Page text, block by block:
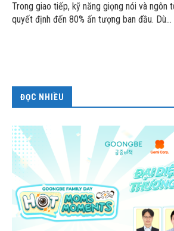
Trong giao tiếp, kỹ năng giọng nói và
quyết định đến 80% ấn tượng ban đầu. Dù…
ĐỌC NHIỀU